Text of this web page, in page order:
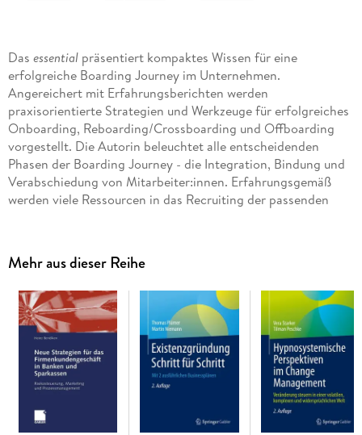
Das essentialpräsentiert kompaktes Wissen für eine
erfolgreiche Boarding Journey im Unternehmen.
Angereichert mit Erfahrungsberichten werden
praxisorientierte Strategien und Werkzeuge für erfolgreiches
Onboarding, Reboarding/Crossboarding und Offboarding
vorgestellt. Die Autorin beleuchtet alle entscheidenden
Phasen der Boarding Journey - die Integration, Bindung und
Verabschiedung von Mitarbeiter:innen. Erfahrungsgemäß
werden viele Ressourcen in das Recruiting der passenden
Dagegen helfen einfache Maßnahmen, die in diesem Buch
übersichtlich und schnell umsetzbar vorgestellt werden.
Inhaltsverzeichnis
Vorwort. Überblick Boarding Journey. - Preboarding. -
Onboarding und Postboarding. - Reboarding und
Crossboarding. - Offboarding. - Gelungene Kündigung.
Mehr aus dieser Reihe